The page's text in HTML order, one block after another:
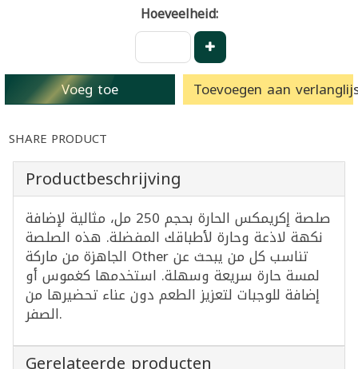
Hoeveelheid:
Voeg toe Toevoegen aan
SHARE PRODUCT
Productbeschrijving
صلصة إكريمكس الحارة بحجم 250 مل، مثالية لإضافة
نكهة لاذعة وحارة لأطباقك المفضلة. هذه الصلصة
الجاهزة من ماركة Other تناسب كل من يبحث عن
لمسة حارة سريعة وسهلة. استخدمها كغموس أو
إضافة للوجبات لتعزيز الطعم دون عناء تحضيرها من
الصفر.